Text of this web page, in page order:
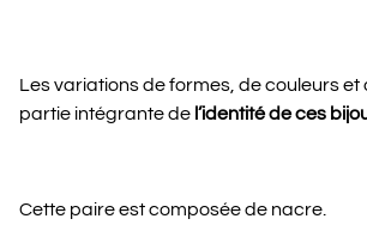
Les variations de formes, de couleurs et
partie intégrante de l’identité de ces
Cette paire est composée de nacre.